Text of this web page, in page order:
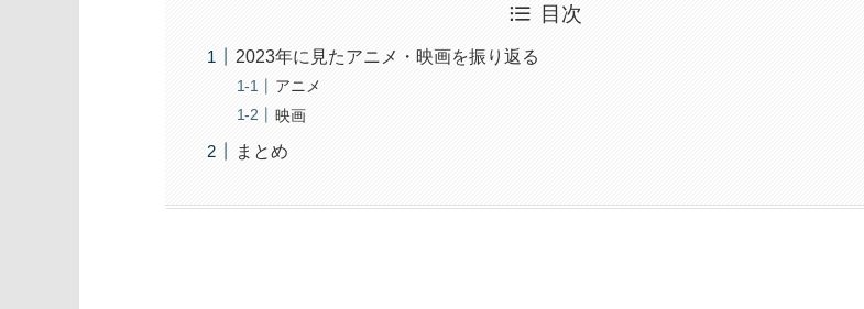
目次
2023年に見たアニメ・映画を振り返る
アニメ
映画
まとめ